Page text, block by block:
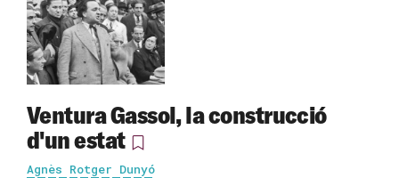
Ventura Gassol, la construcció
d'un estat
Agnès Rotger Dunyó